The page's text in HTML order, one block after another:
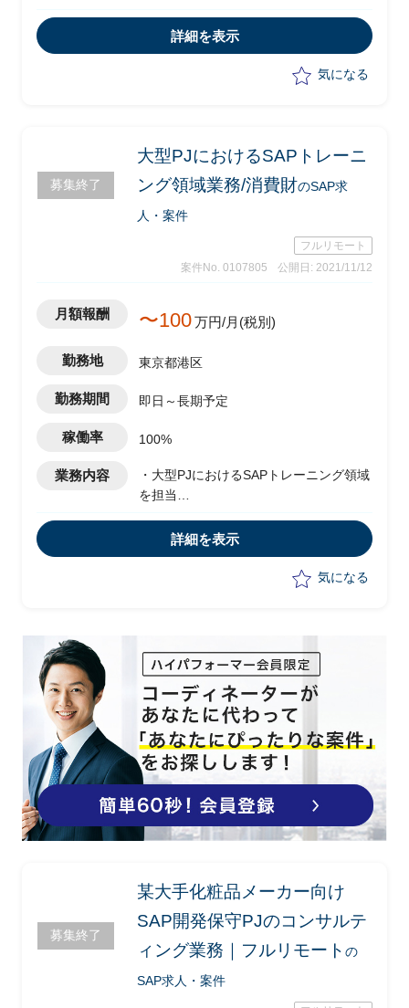
・SAP(MM)と連携や導入会社(海外含む)
との調整業務
・海外メンバーと要件ヒアリング～設計
詳細を表示
気になる
募集終了
大型PJにおけるSAPトレーニ
ング領域業務/消費財のSAP求
人・案件
フルリモート
案件No. 0107805
公開日: 2021/11/12
月額報酬 〜100万円/月(税別)
勤務地 東京都港区
勤務期間 即日～長期予定
稼働率 100%
業務内容
・大型PJにおけるSAPトレーニング領域
を担当
いた業務支援
※トレーニング領域であるためカスタマ
詳細を表示
気になる
募集終了
某大手化粧品メーカー向け
SAP開発保守PJのコンサルテ
ィング業務｜フルリモート の
SAP求人・案件